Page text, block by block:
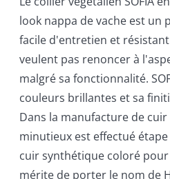
look nappa de vache est
facile d'entretien et
veulent pas renoncer à
malgré sa fonctionnalité.
couleurs brillantes et sa
Dans la manufacture de
minutieux est effectué
cuir synthétique coloré
mérite de porter le nom de